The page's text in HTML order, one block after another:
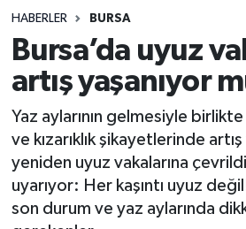
HABERLER BURSA
Bursa’da uyuz
artış yaşanıyor
Yaz aylarının gelmesiyle birlikte
ve kızarıklık şikayetlerinde
yeniden uyuz vakalarına
uyarıyor: Her kaşıntı uyuz
son durum ve yaz aylarında
Spor
Teknoloji
Yaşam